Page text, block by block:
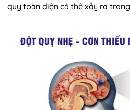
quỵ toàn diện có thể xảy ra